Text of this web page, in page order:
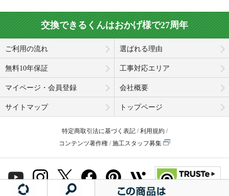
交換できるくんはおかげ様で27周年
ご利用の流れ 選ばれる理由
無料10年保証 工事対応エリア
マイページ・会員登録 会社概要
サイトマップ トップページ
特定商取引法に基づく表記
利用規約
コンテンツ著作権
施工スタッフ募集